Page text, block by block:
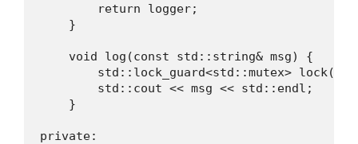
        return logger;
    }
    void log(const std::string& msg) {
std::lock_guard<std::mutex>
        std::cout << msg << std::endl;
    }
private: